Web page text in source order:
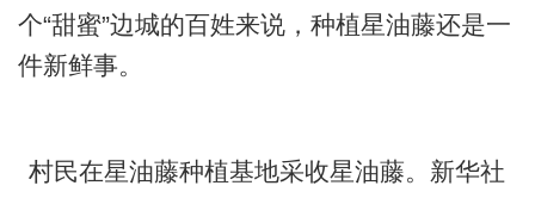
个“甜蜜”边城的百姓来说，种植星油藤还是一
件新鲜事。
村民在星油藤种植基地采收星油藤。新华社